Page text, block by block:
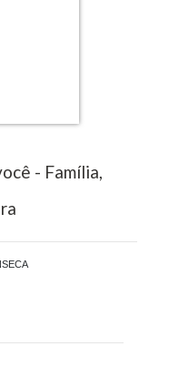
- Família,